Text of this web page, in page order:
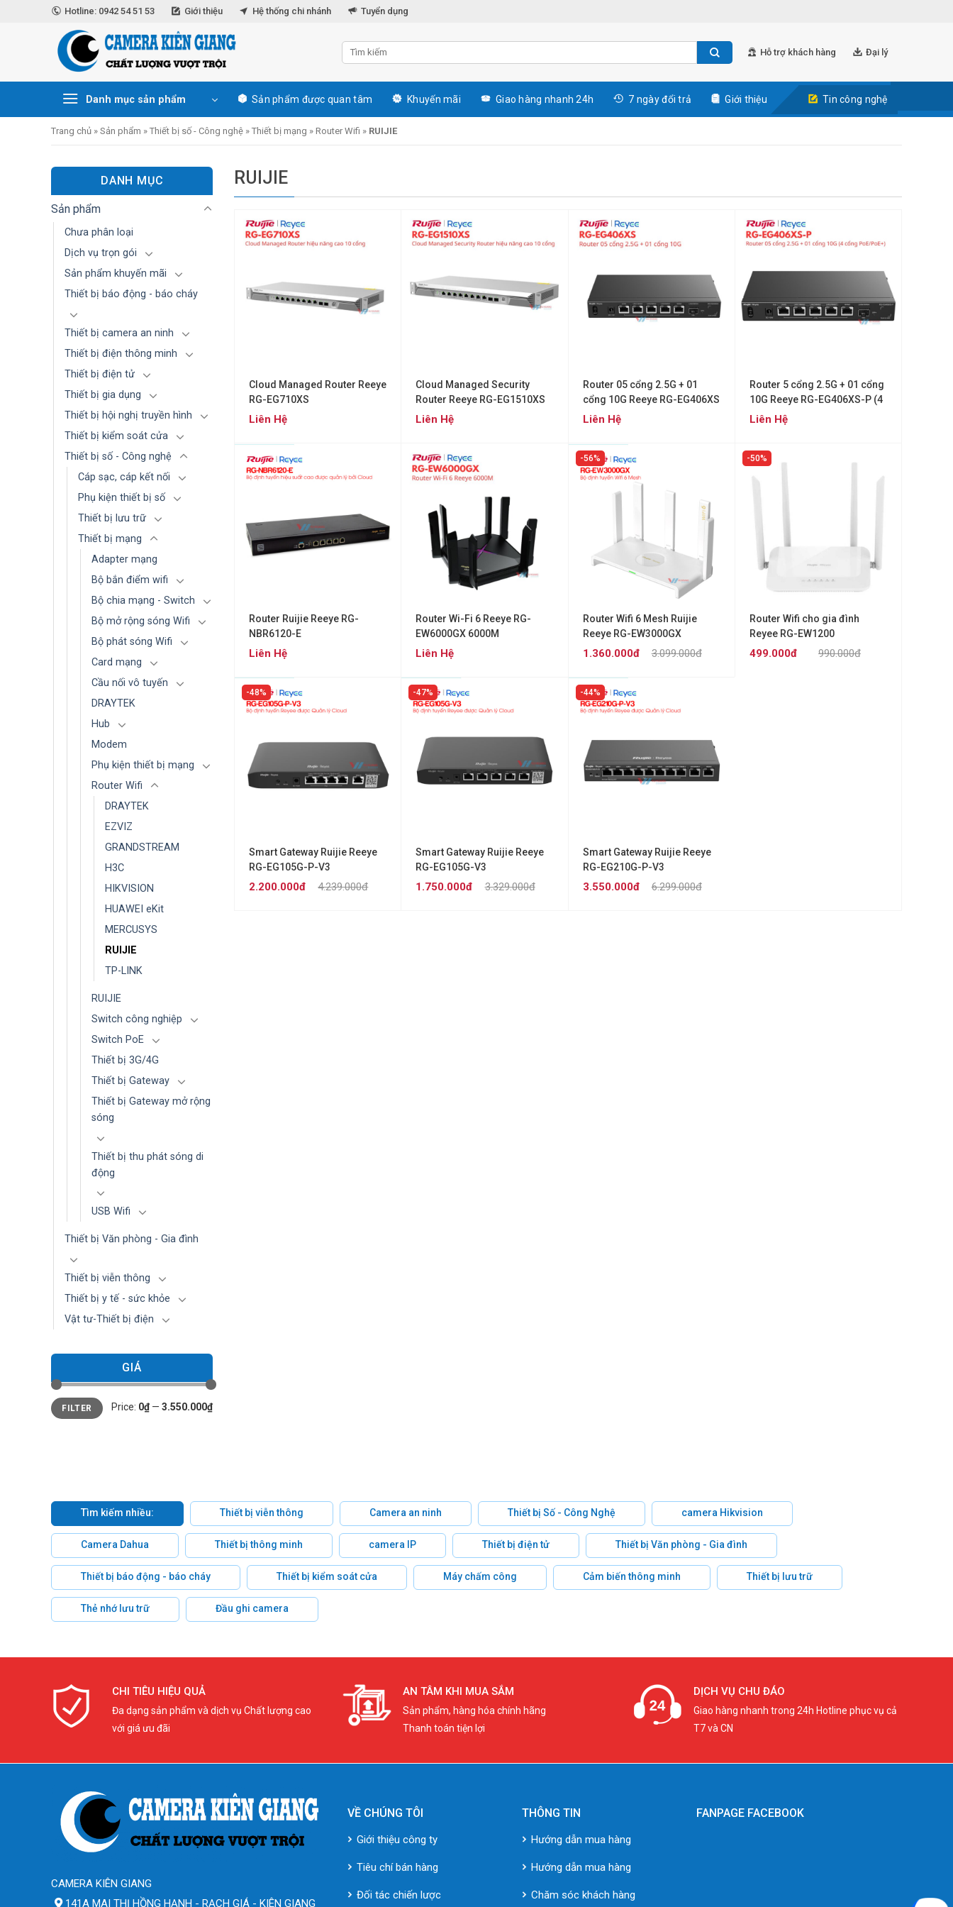
Hotline: 0942 54 51 53 Giới thiệu Hệ thống chi nhánh Tuyển dụng
Hỗ trợ khách hàng Đại lý
Danh mục sản phẩm Sản phẩm được quan tâm Khuyến mãi Giao hàng nhanh 24h 7 ngày đổi trả Giới thiệu Tin công nghệ
Trang chủ » Sản phẩm » Thiết bị số - Công nghệ » Thiết bị mạng » Router Wifi » RUIJIE
DANH MỤC
Sản phẩm
Chưa phân loại
Dịch vụ trọn gói
Sản phẩm khuyến mãi
Thiết bị báo động - báo cháy
Thiết bị camera an ninh
Thiết bị điện thông minh
Thiết bị điện tử
Thiết bị gia dụng
Thiết bị hội nghị truyền hình
Thiết bị kiểm soát cửa
Thiết bị số - Công nghệ
Cáp sạc, cáp kết nối
Phụ kiện thiết bị số
Thiết bị lưu trữ
Thiết bị mạng
Adapter mạng
Bộ bắn điểm wifi
Bộ chia mạng - Switch
Bộ mở rộng sóng Wifi
Bộ phát sóng Wifi
Card mạng
Cầu nối vô tuyến
DRAYTEK
Hub
Modem
Phụ kiện thiết bị mạng
Router Wifi
DRAYTEK
EZVIZ
GRANDSTREAM
H3C
HIKVISION
HUAWEI eKit
MERCUSYS
RUIJIE
TP-LINK
RUIJIE
Switch công nghiệp
Switch PoE
Thiết bị 3G/4G
Thiết bị Gateway
Thiết bị Gateway mở rộng
sóng
Thiết bị thu phát sóng di
động
USB Wifi
Thiết bị Văn phòng - Gia đình
Thiết bị viễn thông
Thiết bị y tế - sức khỏe
Vật tư-Thiết bị điện
GIÁ
Min
price
Max
priceFILTER Price: 0₫ —3.550.000₫
RUIJIE
Cloud Managed Router Reeye
RG-EG710XS
Liên Hệ
Cloud Managed Security
Router Reeye RG-EG1510XS
Liên Hệ
Router 05 cổng 2.5G + 01
cổng 10G Reeye RG-EG406XS
Liên Hệ
Router 5 cổng 2.5G + 01 cổng
10G Reeye RG-EG406XS-P (4
cổng PoE/PoE+)
Liên Hệ
Router Ruijie Reeye RG-
NBR6120-E
Liên Hệ
Router Wi-Fi 6 Reeye RG-
EW6000GX 6000M
Liên Hệ
56%
Router Wifi 6 Mesh Ruijie
Reeye RG-EW3000GX
3.099.000đ
1.360.000đ
50%
Router Wifi cho gia đình
Reyee RG-EW1200
990.000đ
499.000đ
48%
Smart Gateway Ruijie Reeye
RG-EG105G-P-V3
4.239.000đ
2.200.000đ
47%
Smart Gateway Ruijie Reeye
RG-EG105G-V3
3.329.000đ
1.750.000đ
44%
Smart Gateway Ruijie Reeye
RG-EG210G-P-V3
6.299.000đ
3.550.000đ
Tìm kiếm nhiều: Thiết bị viễn thông Camera an ninh Thiết bị Số - Công Nghệ camera Hikvision
Camera Dahua Thiết bị thông minh camera IP Thiết bị điện tử Thiết bị Văn phòng - Gia đình
Thiết bị báo động - báo cháy Thiết bị kiểm soát cửa Máy chấm công Cảm biến thông minh Thiết bị lưu trữ
Thẻ nhớ lưu trữ Đầu ghi camera
CHI TIÊU HIỆU QUẢ
Đa dạng sản phẩm và dịch vụ Chất lượng cao
với giá ưu đãi
AN TÂM KHI MUA SẮM
Sản phẩm, hàng hóa chính hãng
Thanh toán tiện lợi
DỊCH VỤ CHU ĐÁO
Giao hàng nhanh trong 24h Hotline phục vụ cả
T7 và CN
CAMERA KIÊN GIANG
141A MAI THỊ HỒNG HẠNH - RẠCH GIÁ - KIÊN GIANG
VỀ CHÚNG TÔI
Giới thiệu công ty
Tiêu chí bán hàng
Đối tác chiến lược
THÔNG TIN
Hướng dẫn mua hàng
Hướng dẫn mua hàng
Chăm sóc khách hàng
FANPAGE FACEBOOK